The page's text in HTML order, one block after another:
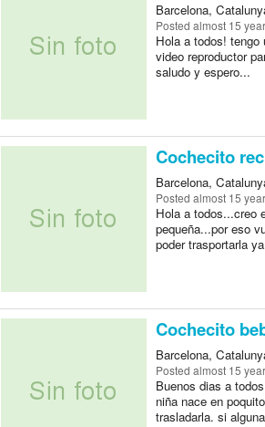
Barcelona,
Posted almost 15
Hola a todos!
video reproductor
saludo y espero...
Cochecito
Barcelona,
Posted almost 15
Hola a todos...creo
pequeña...por eso
poder trasportarla
Cochecito
Barcelona,
Posted almost 15
Buenos dias a
niña nace en
trasladarla. si